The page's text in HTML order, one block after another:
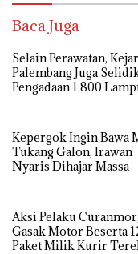
Baca Juga
Selain Perawatan,
Palembang Juga
Pengadaan 1.800
Kepergok Ingin Bawa
Tukang Galon, Irawan
Nyaris Dihajar Massa
Aksi Pelaku Curanmor,
Gasak Motor Beserta
Paket Milik Kurir